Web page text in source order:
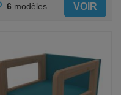
AJOUTER
6 modèles VOIR